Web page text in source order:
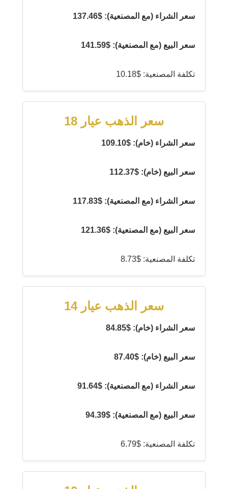
سعر الشراء (مع المصنعية): $137.46
سعر البيع (مع المصنعية): $141.59
تكلفة المصنعية: $10.18
سعر الذهب عيار 18
سعر الشراء (خام): $109.10
سعر البيع (خام): $112.37
سعر الشراء (مع المصنعية): $117.83
سعر البيع (مع المصنعية): $121.36
تكلفة المصنعية: $8.73
سعر الذهب عيار 14
سعر الشراء (خام): $84.85
سعر البيع (خام): $87.40
سعر الشراء (مع المصنعية): $91.64
سعر البيع (مع المصنعية): $94.39
تكلفة المصنعية: $6.79